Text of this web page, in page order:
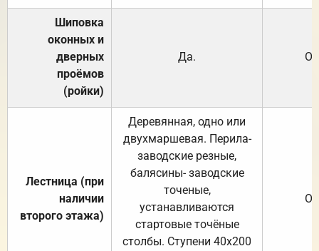
Шиповка
оконных и
дверных
проёмов
(ройки)
Да.
Лестница (при
наличии
второго этажа)
Деревянная, одно или
двухмаршевая. Перила-
заводские резные,
балясины- заводские
точеные,
устанавливаются
стартовые точёные
столбы. Ступени 40х200